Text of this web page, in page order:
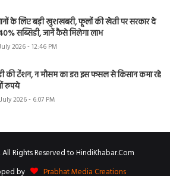
के लिए बड़ी खुशखबरी, फूलों की खेती पर सरकार दे
सब्सिडी, जानें कैसे मिलेगा लाभ
2026 - 12:46 PM
की टेंशन, न मौसम का डर! इस फसल से किसान कमा रहे
रुपये
2026 - 6:07 PM
Rights Reserved to HindiKhabar.Com
by
Prabhat Media Creations